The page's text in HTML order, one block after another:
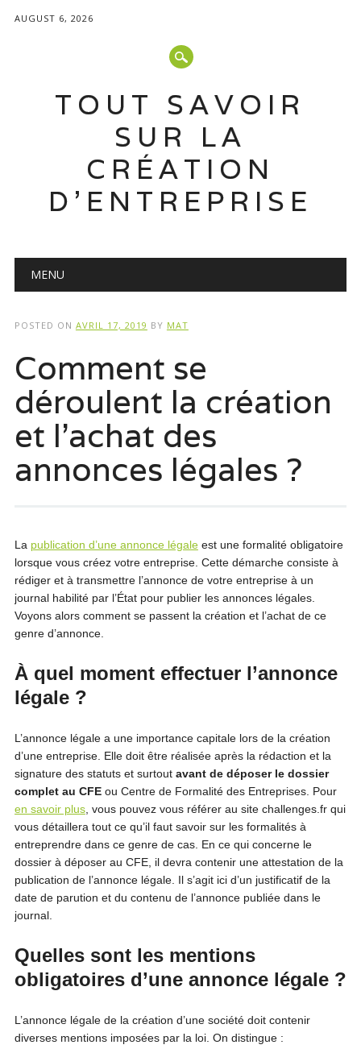
AUGUST 6, 2026
TOUT SAVOIR
SUR LA
CRÉATION
D'ENTREPRISE
Main menu
MENU
POSTED ON AVRIL 17, 2019 BY MAT
Comment se
déroulent la création
et l’achat des
annonces légales ?
La publication d’une annonce légaleest une formalité obligatoire
lorsque vous créez votre entreprise. Cette démarche consiste à
rédiger et à transmettre l’annonce de votre entreprise à un
journal habilité par l’État pour publier les annonces légales.
Voyons alors comment se passent la création et l’achat de ce
genre d’annonce.
À quel moment effectuer l’annonce
légale ?
L’annonce légale a une importance capitale lors de la création
d’une entreprise. Elle doit être réalisée après la rédaction et la
signature des statuts et surtout avant de déposer le dossier
complet au CFEou Centre de Formalité des Entreprises. Pour
en savoir plus, vous pouvez vous référer au site challenges.fr qui
vous détaillera tout ce qu’il faut savoir sur les formalités à
entreprendre dans ce genre de cas. En ce qui concerne le
dossier à déposer au CFE, il devra contenir une attestation de la
publication de l’annonce légale. Il s’agit ici d’un justificatif de la
date de parution et du contenu de l’annonce publiée dans le
journal.
Quelles sont les mentions
obligatoires d’une annonce légale ?
L’annonce légale de la création d’une société doit contenir
diverses mentions imposées par la loi. On distingue :